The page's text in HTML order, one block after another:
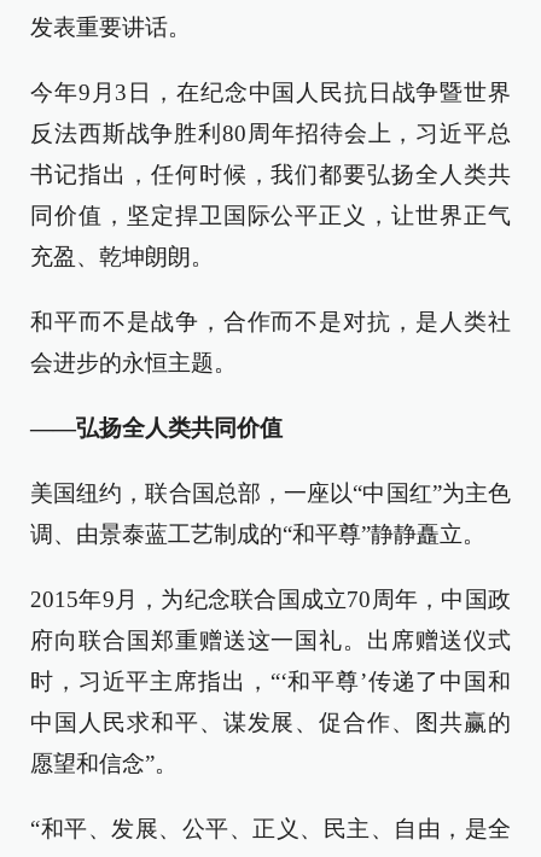
发表重要讲话。
今年9月3日，在纪念中国人民抗日战争暨世界
反法西斯战争胜利80周年招待会上，习近平总
书记指出，任何时候，我们都要弘扬全人类共
同价值，坚定捍卫国际公平正义，让世界正气
充盈、乾坤朗朗。
和平而不是战争，合作而不是对抗，是人类社
会进步的永恒主题。
——弘扬全人类共同价值
美国纽约，联合国总部，一座以“中国红”为主色
调、由景泰蓝工艺制成的“和平尊”静静矗立。
2015年9月，为纪念联合国成立70周年，中国政
府向联合国郑重赠送这一国礼。出席赠送仪式
时，习近平主席指出，“‘和平尊’传递了中国和
中国人民求和平、谋发展、促合作、图共赢的
愿望和信念”。
“和平、发展、公平、正义、民主、自由，是全